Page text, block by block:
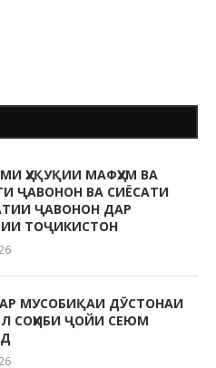
ҲУҚУҚИИ МАФҲУМ ВА
ҶАВОНОН ВА СИЁСАТИ
ҶАВОНОН ДАР
ТОҶИКИСТОН
МУСОБИҚАИ ДӮСТОНАИ
СОҲИБИ ҶОЙИ СЕЮМ